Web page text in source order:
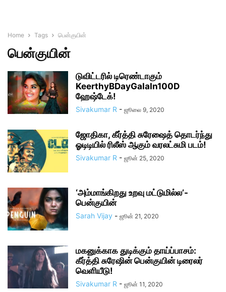
Home Tags பென்குயின்
பென்குயின்
டுவிட்டரில் டிரெண்டாகும்
KeerthyBDayGalaIn100D
ஹேஷ்டேக்!
Sivakumar R - ஜூலை 9, 2020
ஜோதிகா, கீர்த்தி சுரேஷைத் தொடர்ந்து
ஓடிடியில் ரிலீஸ் ஆகும் வரலட்சுமி படம்!
Sivakumar R - ஜூன் 25, 2020
‘அம்மாங்கிறது உறவு மட்டுமில்ல’-
பென்குயின்
Sarah Vijay - ஜூன் 21, 2020
மகனுக்காக துடிக்கும் தாய்ப்பாசம்:
கீர்த்தி சுரேஷின் பென்குயின் டிரைலர்
வெளியீடு!
Sivakumar R - ஜூன் 11, 2020